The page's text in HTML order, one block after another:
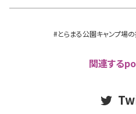
#とらまる公園キャンプ場の
関連する